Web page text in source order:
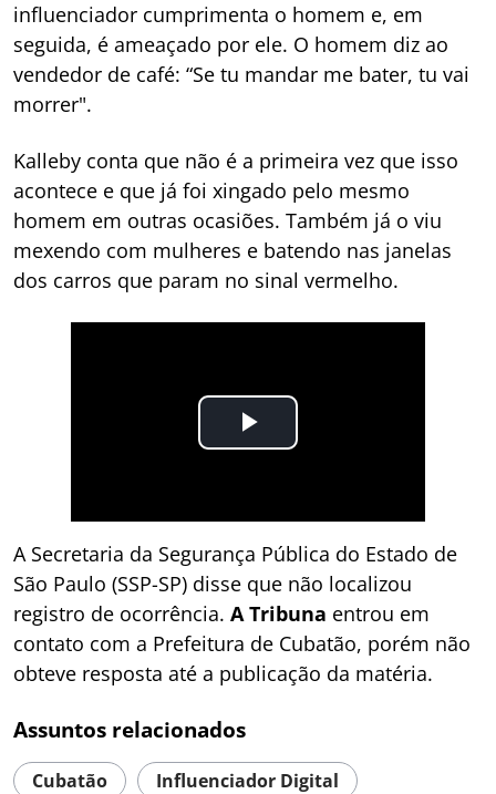
influenciador cumprimenta o homem e, em
seguida, é ameaçado por ele. O homem diz ao
vendedor de café: “Se tu mandar me bater, tu vai
morrer".
Kalleby conta que não é a primeira vez que isso
acontece e que já foi xingado pelo mesmo
homem em outras ocasiões. Também já o viu
mexendo com mulheres e batendo nas janelas
dos carros que param no sinal vermelho.
A Secretaria da Segurança Pública do Estado de
São Paulo (SSP-SP) disse que não localizou
registro de ocorrência. A Tribuna entrou em
contato com a Prefeitura de Cubatão, porém não
obteve resposta até a publicação da matéria.
Assuntos relacionados
Cubatão
Influenciador Digital